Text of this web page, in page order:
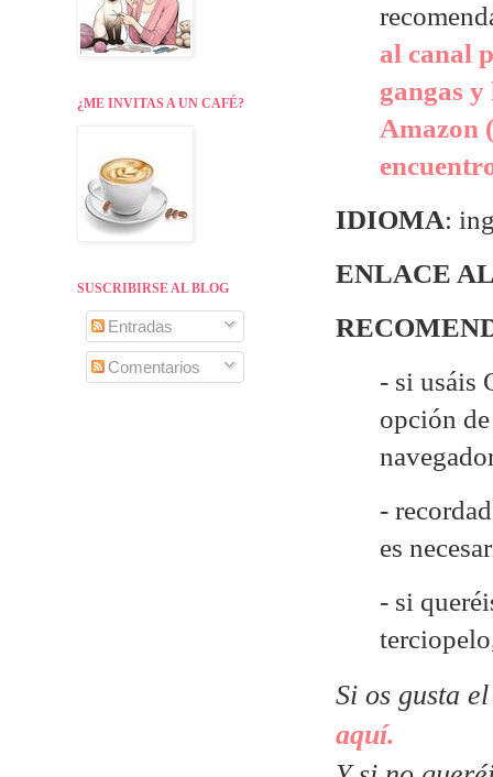
al canal
gangas
Amazon
IDIOMA:
ENLACE
- si usáis
opción
-
es
- si
Si os gusta
aquí.
¿ME INVITAS A UN CAFÉ?
SUSCRIBIRSE AL BLOG
Entradas
Comentarios